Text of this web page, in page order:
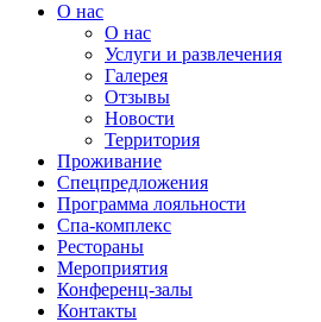
О нас
О нас
Услуги и развлечения
Галерея
Отзывы
Новости
Территория
Проживание
Спецпредложения
Программа лояльности
Спа-комплекс
Рестораны
Мероприятия
Конференц-залы
Контакты